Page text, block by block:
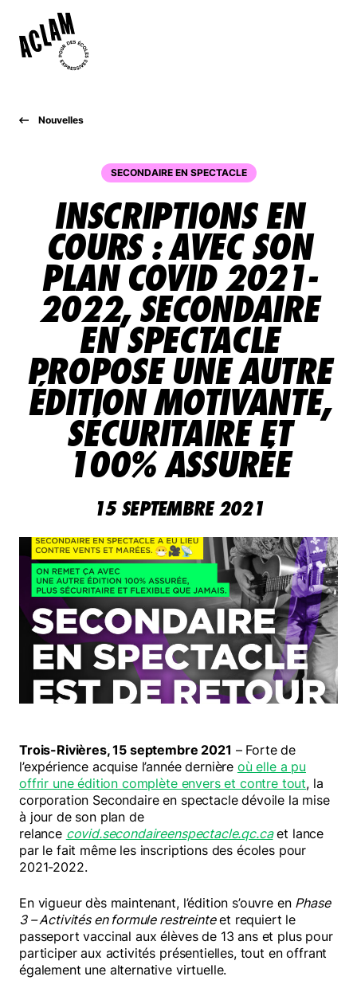
MEMBRES
PARTENAIRES
NOUVELLES
COLLOQUE
BOUTIQUE
FAIRE UN DON
NOUS JOINDRE
Mélomanes
Faire un don
Nouvelles
SECONDAIRE EN SPECTACLE
INSCRIPTIONS EN
COURS : AVEC SON
PLAN COVID 2021-
2022, SECONDAIRE
EN SPECTACLE
PROPOSE UNE AUTRE
ÉDITION MOTIVANTE,
SÉCURITAIRE ET
100% ASSURÉE
15 SEPTEMBRE 2021
Trois-Rivières, 15 septembre 2021 – Forte de
l’expérience acquise l’année dernière où elle a pu
offrir une édition complète envers et contre tout, la
corporation Secondaire en spectacle dévoile la mise
à jour de son plan de
relance covid.secondaireenspectacle.qc.caet lance
par le fait même les inscriptions des écoles pour
2021-2022.
En vigueur dès maintenant, l’édition s’ouvre en Phase
3 – Activités en formule restreinteet requiert le
passeport vaccinal aux élèves de 13 ans et plus pour
participer aux activités présentielles, tout en offrant
également une alternative virtuelle.